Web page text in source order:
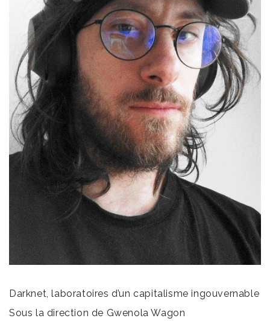
Darknet, laboratoires d’un capitalisme ingouvernable
Sous la direction de Gwenola Wagon